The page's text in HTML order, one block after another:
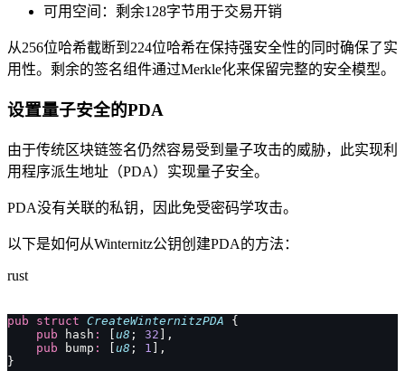
可用空间：剩余128字节用于交易开销
从256位哈希截断到224位哈希在保持强安全性的同时确保了实
用性。剩余的签名组件通过Merkle化来保留完整的安全模型。
设置量子安全的PDA
由于传统区块链签名仍然容易受到量子攻击的威胁，此实现利
用程序派生地址（PDA）实现量子安全。
PDA没有关联的私钥，因此免受密码学攻击。
以下是如何从Winternitz公钥创建PDA的方法：
rust
pub struct CreateWinternitzPDA {
    pub
hash : [u8 ; 32 ],
    pub
bump : [u8 ; 1 ],
}